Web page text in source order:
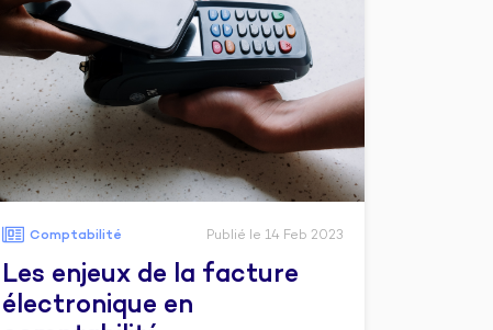
Comptabilité Publié le 14 Feb 2023
Les enjeux de la facture
électronique en